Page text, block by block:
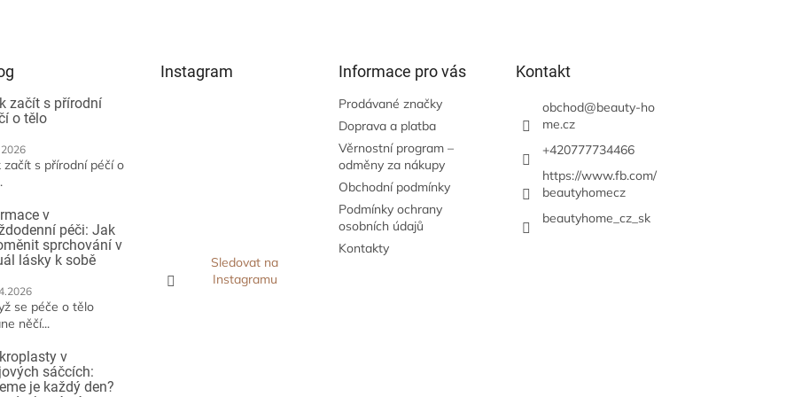
začít s přírodní
o tělo
začít s přírodní péčí o
v
péči: Jak
sprchování v
lásky k sobě
se péče o tělo
něčí...
v
sáčcích:
je každý den?
Instagram
Sledovat na
Instagramu
Informace pro vás
Prodávané značky
Doprava a platba
Věrnostní program –
odměny za nákupy
Obchodní podmínky
Podmínky ochrany
osobních údajů
Kontakty
Kontakt
obchod@beauty-ho
me.cz
+420777734466
https://www.fb.com/
beautyhomecz
beautyhome_cz_sk